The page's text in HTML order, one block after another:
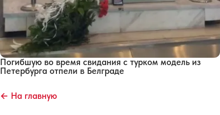
Погибшую во время свидания с турком модель из
Петербурга отпели в Белграде
← На главную